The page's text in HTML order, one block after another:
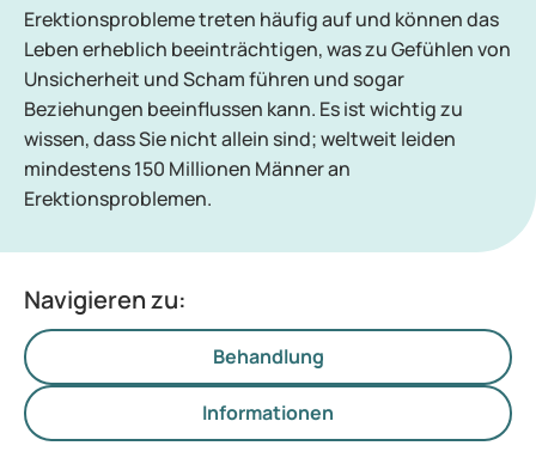
Erektionsprobleme treten häufig auf und können das
Leben erheblich beeinträchtigen, was zu Gefühlen von
Unsicherheit und Scham führen und sogar
Beziehungen beeinflussen kann. Es ist wichtig zu
wissen, dass Sie nicht allein sind; weltweit leiden
mindestens 150 Millionen Männer an
Erektionsproblemen.
Navigieren zu:
Behandlung
Informationen